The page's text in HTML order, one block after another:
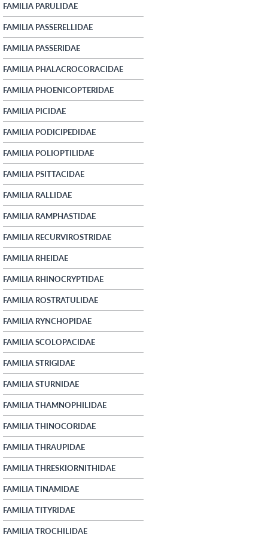
FAMILIA PARULIDAE
FAMILIA PASSERELLIDAE
FAMILIA PASSERIDAE
FAMILIA PHALACROCORACIDAE
FAMILIA PHOENICOPTERIDAE
FAMILIA PICIDAE
FAMILIA PODICIPEDIDAE
FAMILIA POLIOPTILIDAE
FAMILIA PSITTACIDAE
FAMILIA RALLIDAE
FAMILIA RAMPHASTIDAE
FAMILIA RECURVIROSTRIDAE
FAMILIA RHEIDAE
FAMILIA RHINOCRYPTIDAE
FAMILIA ROSTRATULIDAE
FAMILIA RYNCHOPIDAE
FAMILIA SCOLOPACIDAE
FAMILIA STRIGIDAE
FAMILIA STURNIDAE
FAMILIA THAMNOPHILIDAE
FAMILIA THINOCORIDAE
FAMILIA THRAUPIDAE
FAMILIA THRESKIORNITHIDAE
FAMILIA TINAMIDAE
FAMILIA TITYRIDAE
FAMILIA TROCHILIDAE